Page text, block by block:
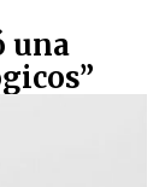
una